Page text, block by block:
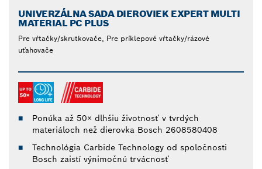
UNIVERZÁLNA SADA DIEROVIEK EXPERT MULTI
MATERIAL PC PLUS
Pre vŕtačky/skrutkovače, Pre príklepové vŕtačky/rázové
uťahovače
Ponúka až 50× dlhšiu životnosť v tvrdých
materiáloch než dierovka Bosch 2608580408
Technológia Carbide Technology od spoločnosti
Bosch zaistí výnimočnú trvácnosť